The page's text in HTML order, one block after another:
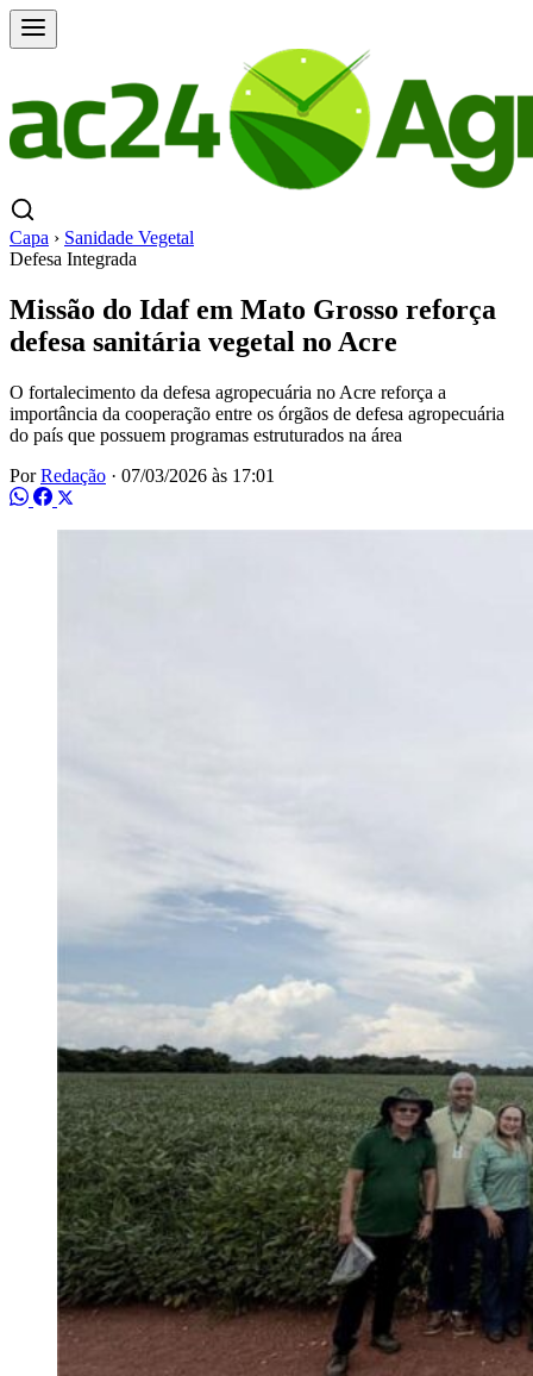
Capa › Sanidade Vegetal
Defesa Integrada
Missão do Idaf em Mato Grosso reforça
defesa sanitária vegetal no Acre
O fortalecimento da defesa agropecuária no Acre reforça a
importância da cooperação entre os órgãos de defesa agropecuária
do país que possuem programas estruturados na área
PorRedação · 07/03/2026 às 17:01